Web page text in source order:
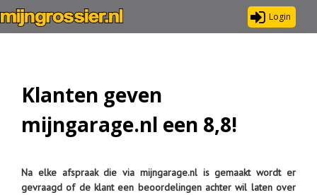
Login
Klanten geven
mijngarage.nl een 8,8!
Na elke afspraak die via mijngarage.nl is gemaakt wordt er
gevraagd of de klant een beoordelingen achter wil laten over